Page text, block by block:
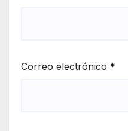
Correo electrónico *